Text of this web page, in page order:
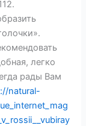
легко
рады Вам
natural-